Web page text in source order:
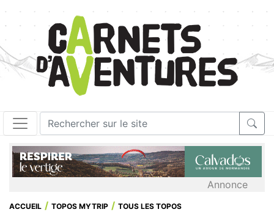
Annonce
ACCUEIL TOPOS MYTRIP TOUS LES TOPOS